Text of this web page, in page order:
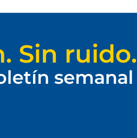
Sin ruido.
semanal